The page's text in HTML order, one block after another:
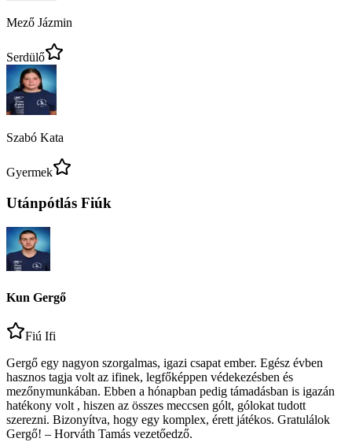
Mező Jázmin
Serdülő
Szabó Kata
Gyermek
Utánpótlás Fiúk
Kun Gergő
Fiú Ifi
Gergő egy nagyon szorgalmas, igazi csapat ember. Egész évben
hasznos tagja volt az ifinek, legfőképpen védekezésben és
mezőnymunkában. Ebben a hónapban pedig támadásban is igazán
hatékony volt , hiszen az összes meccsen gólt, gólokat tudott
szerezni. Bizonyítva, hogy egy komplex, érett játékos. Gratulálok
Gergő! – Horváth Tamás vezetőedző.